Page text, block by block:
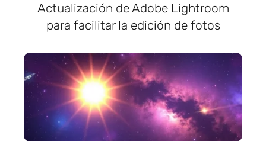
Actualización de Adobe Lightroom
para facilitar la edición de fotos